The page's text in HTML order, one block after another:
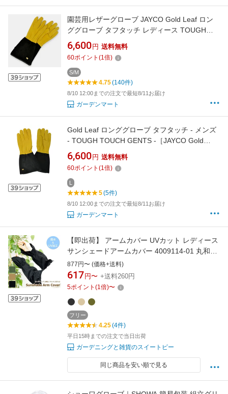
園芸用レザーグローブ JAYCO Gold Leaf ロン
ググローブ タフタッチ レディース TOUGH
TOUCH LADIES ジェイコ ゴールドリーフ
(2026年7月再入荷)
6,600 円 送料無料
60ポイント (1倍)
S/M
4.75(140件)
8/10 12:00までの注文で最短8/11お届け
ガーデンマート
Gold Leaf ロンググローブ タフタッチ - メンズ
- TOUGH TOUCH GENTS -［JAYCO Gold
Leaf/ジェイコ ゴールドリーフ］ (2026年7月再
入荷)
6,600 円 送料無料
60ポイント (1倍)
L
5(5件)
8/10 12:00までの注文で最短8/11お届け
ガーデンマート
【即出荷】 アームカバー UVカット レディース
サンシェードアームカバー 4009114-01 丸和貿
易 ガーデニング手袋 ロング 日よけ 腕カバー 指
なし 夏 手袋 おしゃれ ガーデニング 雑貨 畑仕
事 農業 園芸 レジャー 運転 ドライブ 紫外線対
877円〜 (価格+送料)
617 円〜 +送料260円
5ポイント (1倍)〜
フリー
4.25(4件)
平日15時までの注文で当日出荷
ガーデニングと雑貨のスイートピー
同じ商品を安い順で見る